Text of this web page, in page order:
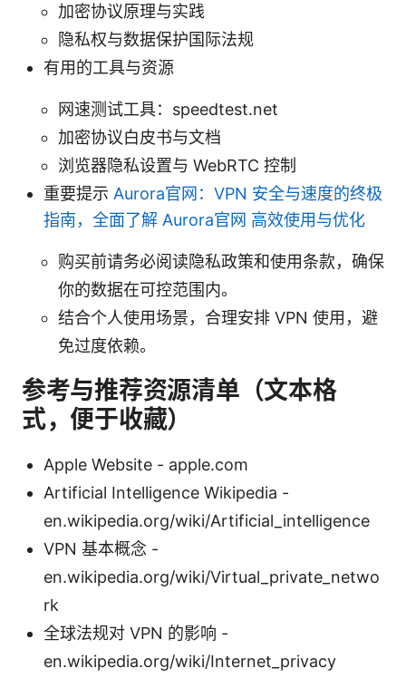
加密协议原理与实践
隐私权与数据保护国际法规
有用的工具与资源
网速测试工具：speedtest.net
加密协议白皮书与文档
浏览器隐私设置与 WebRTC 控制
重要提示 Aurora官网：VPN 安全与速度的终极
指南，全面了解 Aurora官网 高效使用与优化
购买前请务必阅读隐私政策和使用条款，确保
你的数据在可控范围内。
结合个人使用场景，合理安排 VPN 使用，避
免过度依赖。
参考与推荐资源清单（文本格
式，便于收藏）
Apple Website - apple.com
Artificial Intelligence Wikipedia -
en.wikipedia.org/wiki/Artificial_intelligence
VPN 基本概念 -
en.wikipedia.org/wiki/Virtual_private_netwo
rk
全球法规对 VPN 的影响 -
en.wikipedia.org/wiki/Internet_privacy